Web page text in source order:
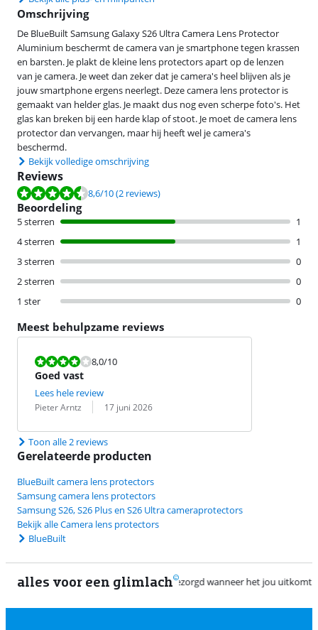
Omschrijving
De BlueBuilt Samsung Galaxy S26 Ultra Camera Lens Protector
Aluminium beschermt de camera van je smartphone tegen krassen
en barsten. Je plakt de kleine lens protectors apart op de lenzen
van je camera. Je weet dan zeker dat je camera's heel blijven als je
jouw smartphone ergens neerlegt. Deze camera lens protector is
gemaakt van helder glas. Je maakt dus nog even scherpe foto's. Het
glas kan breken bij een harde klap of stoot. Je moet de camera lens
protector dan vervangen, maar hij heeft wel je camera's
beschermd.
Bekijk volledige omschrijving
Reviews
Beoordeling is 8,6 van de 10, gebaseerd op 2 reviews.
8,6/10(2 reviews)
Beoordeling
5 sterren
1
4 sterren
1
3 sterren
0
2 sterren
0
1 ster
0
Meest behulpzame reviews
Beoordeling is 8,0 van de 10.
8,0/10
Goed vast
Lees hele review
Beoordeling door:
Pieter Arntz
Datum: 17 juni 2026
Toon alle 2 reviews
Gerelateerde producten
BlueBuilt camera lens protectors
Samsung camera lens protectors
Samsung S26, S26 Plus en S26 Ultra cameraprotectors
Bekijk alle Camera lens protectors
BlueBuilt
alles voor een glimlach